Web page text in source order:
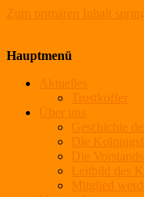
Zum primären Inhalt
Hauptmenü
Aktuelles
Trostkoffer
Über uns
Geschichte
Die
Die
Leitbild des
Mitglied